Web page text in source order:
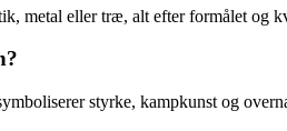
metal eller træ, alt efter formålet og
styrke, kampkunst og